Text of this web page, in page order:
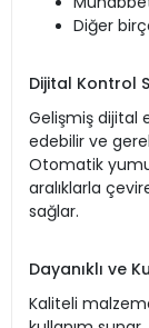
Diğer
Dijital Kontrol
Gelişmiş dijital
edebilir ve
Otomatik
aralıklarla
sağlar.
Dayanıklı ve
Kaliteli